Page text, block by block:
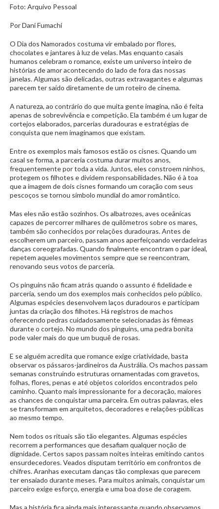
Foto: Arquivo Pessoal
Por Dani Fumachi
O Dia dos Namorados costuma vir embalado por flores,
chocolates e jantares à luz de velas. Mas enquanto casais
humanos celebram o romance, existe um universo inteiro de
histórias de amor acontecendo do lado de fora das nossas
janelas. Algumas são delicadas, outras extravagantes e algumas
parecem ter saído diretamente de um roteiro de cinema.
A natureza, ao contrário do que muita gente imagina, não é feita
apenas de sobrevivência e competição. Ela também é um lugar de
cortejos elaborados, parcerias duradouras e estratégias de
conquista que nem imaginamos que existam.
Entre os exemplos mais famosos estão os cisnes. Quando um
casal se forma, a parceria costuma durar muitos anos,
frequentemente por toda a vida. Juntos, eles constroem ninhos,
protegem os filhotes e dividem responsabilidades. Não é à toa
que a imagem de dois cisnes formando um coração com seus
pescoços se tornou símbolo mundial do amor romântico.
Mas eles não estão sozinhos. Os albatrozes, aves oceânicas
capazes de percorrer milhares de quilômetros sobre os mares,
também são conhecidos por relações duradouras. Antes de
escolherem um parceiro, passam anos aperfeiçoando verdadeiras
danças coreografadas. Quando finalmente encontram o par ideal,
repetem aqueles movimentos sempre que se reencontram,
renovando seus votos de parceria.
Os pinguins não ficam atrás quando o assunto é fidelidade e
parceria, sendo um dos exemplos mais conhecidos pelo público.
Algumas espécies desenvolvem laços duradouros e participam
juntas da criação dos filhotes. Há registros de machos
oferecendo pedras cuidadosamente selecionadas às fêmeas
durante o cortejo. No mundo dos pinguins, uma pedra bonita
pode valer mais do que um buquê de rosas.
E se alguém acredita que romance exige criatividade, basta
observar os pássaros-jardineiros da Austrália. Os machos passam
semanas construindo estruturas ornamentadas com gravetos,
folhas, flores, penas e até objetos coloridos encontrados pelo
caminho. Quanto mais impressionante for a decoração, maiores
as chances de conquistar uma parceira. Em outras palavras, eles
se transformam em arquitetos, decoradores e relações-públicas
ao mesmo tempo.
Nem todos os rituais são tão elegantes. Algumas espécies
recorrem a performances que desafiam qualquer noção de
dignidade. Certos sapos passam noites inteiras emitindo cantos
ensurdecedores. Veados disputam território em confrontos de
chifres. Aranhas executam danças tão complexas que parecem
ter ensaiado durante meses. Para muitos animais, conquistar um
parceiro exige esforço, energia e uma boa dose de coragem.
Mas a história fica ainda mais interessante quando observamos